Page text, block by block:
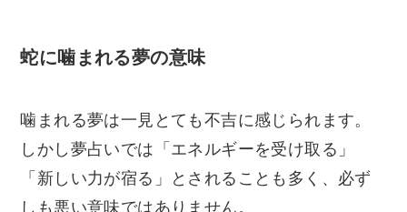
蛇に噛まれる夢の意味
噛まれる夢は一見とても不吉に感じられます。
しかし夢占いでは「エネルギーを受け取る」
「新しい力が宿る」とされることも多く、必ず
しも悪い意味ではありません。